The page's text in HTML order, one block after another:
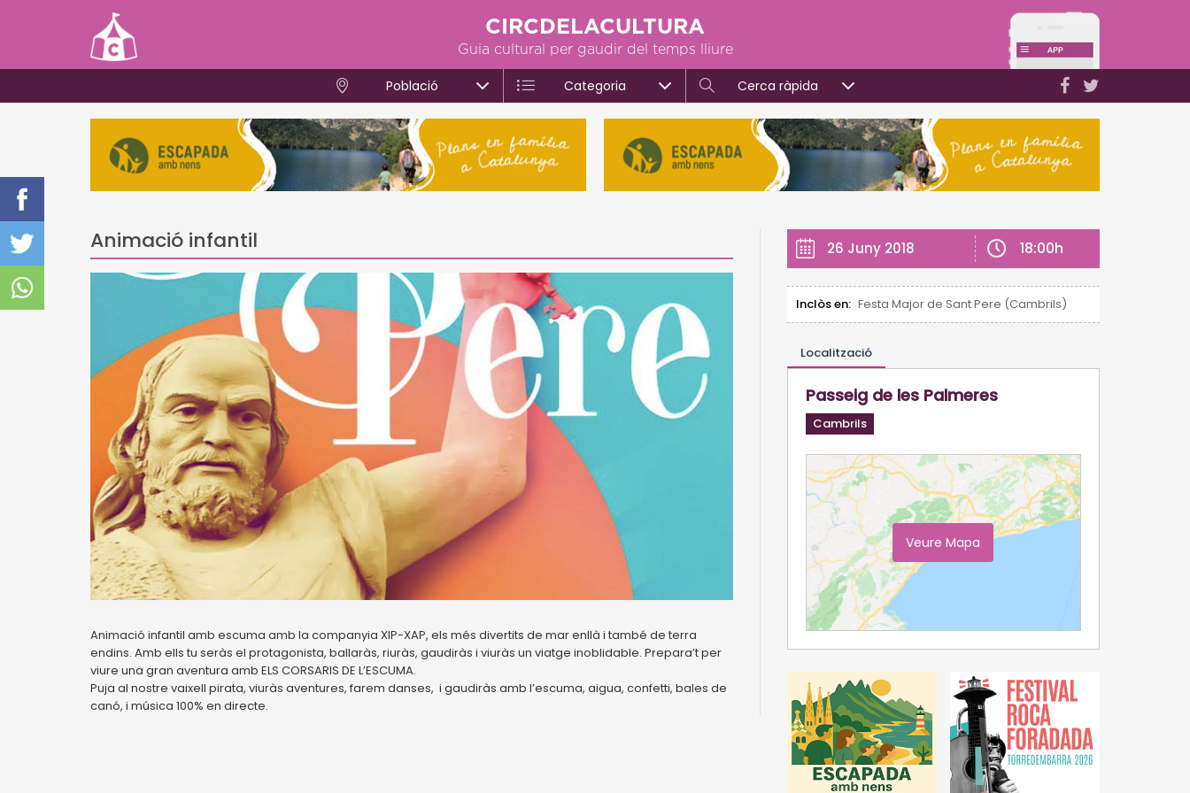
CIRCDELACULTURA
Guia cultural per gaudir del temps lliure
Població Categoria Cerca ràpida
Animació infantil
Animació infantil amb escuma amb la companyia XIP-XAP, els més divertits de mar enllà i també de terra
endins. Amb ells tu seràs el protagonista, ballaràs, riuràs, gaudiràs i viuràs un viatge inoblidable. Prepara’t per
viure una gran aventura amb ELS CORSARIS DE L’ESCUMA.
Puja al nostre vaixell pirata, viuràs aventures, farem danses, i gaudiràs amb l’escuma, aigua, confetti, bales de
canó, i música 100% en directe.
26 Juny 2018 18:00h
Inclòs en: Festa Major de Sant Pere (Cambrils)
Localització
Passeig de les Palmeres
Cambrils
Veure Mapa